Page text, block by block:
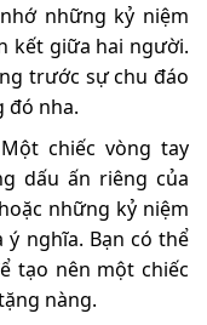
những kỷ niệm
kết giữa hai người.
trước sự chu đáo
đó nha.
Một chiếc vòng tay
dấu ấn riêng của
những kỷ niệm
ý nghĩa. Bạn có thể
tạo nên một chiếc
nàng.